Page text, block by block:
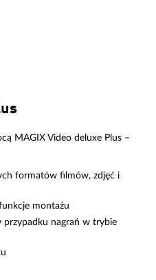
MAGIX Video deluxe Plus –
formatów filmów, zdjęć i
montażu
nagrań w trybie